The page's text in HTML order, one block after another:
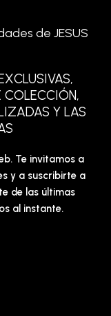
de JESUS
Y LAS
Te invitamos a
y a suscribirte a
de las últimas
al instante.